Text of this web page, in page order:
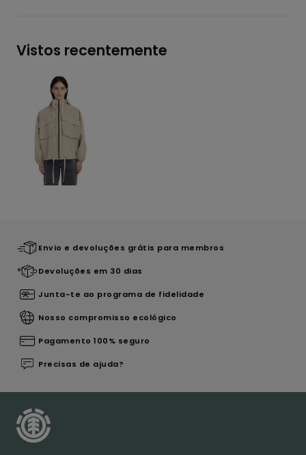
Vistos recentemente
Envio e devoluções grátis para membros
Devoluções em 30 dias
Junta-te ao programa de fidelidade
Nosso compromisso ecológico
Pagamento 100% seguro
Precisas de ajuda?